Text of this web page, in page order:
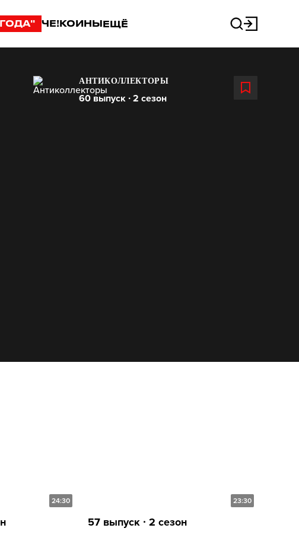
ЧЕ!КОИНЫЕЩЁ
АНТИКОЛЛЕКТОРЫ
60 выпуск ∙ 2 сезон
24:30 23:30
57 выпуск ∙ 2 сезон